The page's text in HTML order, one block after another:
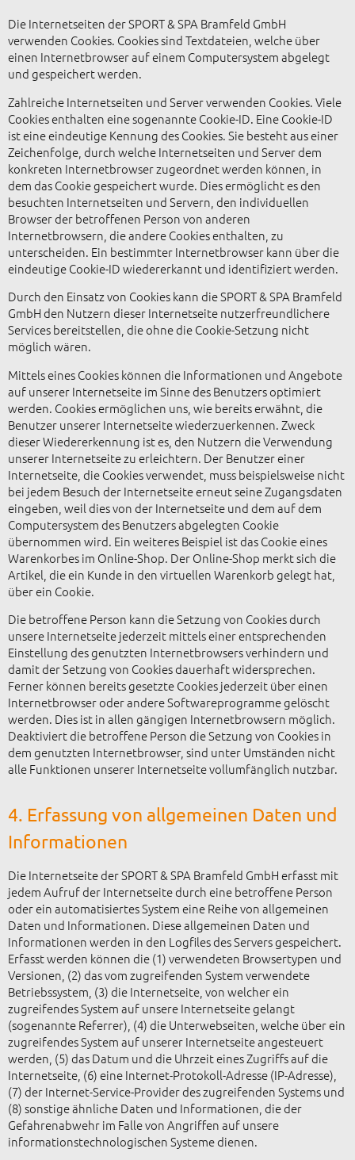
Die Internetseiten der SPORT & SPA Bramfeld GmbH
verwenden Cookies. Cookies sind Textdateien, welche über
einen Internetbrowser auf einem Computersystem abgelegt
und gespeichert werden.
Zahlreiche Internetseiten und Server verwenden Cookies. Viele
Cookies enthalten eine sogenannte Cookie-ID. Eine Cookie-ID
ist eine eindeutige Kennung des Cookies. Sie besteht aus einer
Zeichenfolge, durch welche Internetseiten und Server dem
konkreten Internetbrowser zugeordnet werden können, in
dem das Cookie gespeichert wurde. Dies ermöglicht es den
besuchten Internetseiten und Servern, den individuellen
Browser der betroffenen Person von anderen
Internetbrowsern, die andere Cookies enthalten, zu
unterscheiden. Ein bestimmter Internetbrowser kann über die
eindeutige Cookie-ID wiedererkannt und identifiziert werden.
Durch den Einsatz von Cookies kann die SPORT & SPA Bramfeld
GmbH den Nutzern dieser Internetseite nutzerfreundlichere
Services bereitstellen, die ohne die Cookie-Setzung nicht
möglich wären.
Mittels eines Cookies können die Informationen und Angebote
auf unserer Internetseite im Sinne des Benutzers optimiert
werden. Cookies ermöglichen uns, wie bereits erwähnt, die
Benutzer unserer Internetseite wiederzuerkennen. Zweck
dieser Wiedererkennung ist es, den Nutzern die Verwendung
unserer Internetseite zu erleichtern. Der Benutzer einer
Internetseite, die Cookies verwendet, muss beispielsweise nicht
bei jedem Besuch der Internetseite erneut seine Zugangsdaten
eingeben, weil dies von der Internetseite und dem auf dem
Computersystem des Benutzers abgelegten Cookie
übernommen wird. Ein weiteres Beispiel ist das Cookie eines
Warenkorbes im Online-Shop. Der Online-Shop merkt sich die
Artikel, die ein Kunde in den virtuellen Warenkorb gelegt hat,
über ein Cookie.
Die betroffene Person kann die Setzung von Cookies durch
unsere Internetseite jederzeit mittels einer entsprechenden
Einstellung des genutzten Internetbrowsers verhindern und
damit der Setzung von Cookies dauerhaft widersprechen.
Ferner können bereits gesetzte Cookies jederzeit über einen
Internetbrowser oder andere Softwareprogramme gelöscht
werden. Dies ist in allen gängigen Internetbrowsern möglich.
Deaktiviert die betroffene Person die Setzung von Cookies in
dem genutzten Internetbrowser, sind unter Umständen nicht
alle Funktionen unserer Internetseite vollumfänglich nutzbar.
4. Erfassung von allgemeinen Daten und
Informationen
Die Internetseite der SPORT & SPA Bramfeld GmbH erfasst mit
jedem Aufruf der Internetseite durch eine betroffene Person
oder ein automatisiertes System eine Reihe von allgemeinen
Daten und Informationen. Diese allgemeinen Daten und
Informationen werden in den Logfiles des Servers gespeichert.
Erfasst werden können die (1) verwendeten Browsertypen und
Versionen, (2) das vom zugreifenden System verwendete
Betriebssystem, (3) die Internetseite, von welcher ein
zugreifendes System auf unsere Internetseite gelangt
(sogenannte Referrer), (4) die Unterwebseiten, welche über ein
zugreifendes System auf unserer Internetseite angesteuert
werden, (5) das Datum und die Uhrzeit eines Zugriffs auf die
Internetseite, (6) eine Internet-Protokoll-Adresse (IP-Adresse),
(7) der Internet-Service-Provider des zugreifenden Systems und
(8) sonstige ähnliche Daten und Informationen, die der
Gefahrenabwehr im Falle von Angriffen auf unsere
informationstechnologischen Systeme dienen.